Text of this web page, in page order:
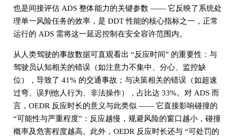
也是间接评估 ADS 整体能力的关键参数 —— 它反映了系统处
理单一风险任务的效率，是 DDT 性能的核心指标之一，正常
运行的 ADS 需将这一延迟控制在安全容许范围内。
从人类驾驶的事故数据可直观看出 “反应时间” 的重要性：与
驾驶员认知相关的错误（如注意力不集中、分心、监控缺
位），导致了 41% 的交通事故；与决策相关的错误（如超速
过弯、误判他人行为、非法操作），占比达 33%。对 ADS 而
言，OEDR 反应时长的意义与此类似 —— 它直接影响碰撞的
“可能性与严重程度”：反应越慢，规避风险的窗口越小，碰撞
概率及危害程度越高。此外，OEDR 反应时长还与 “可处罚的